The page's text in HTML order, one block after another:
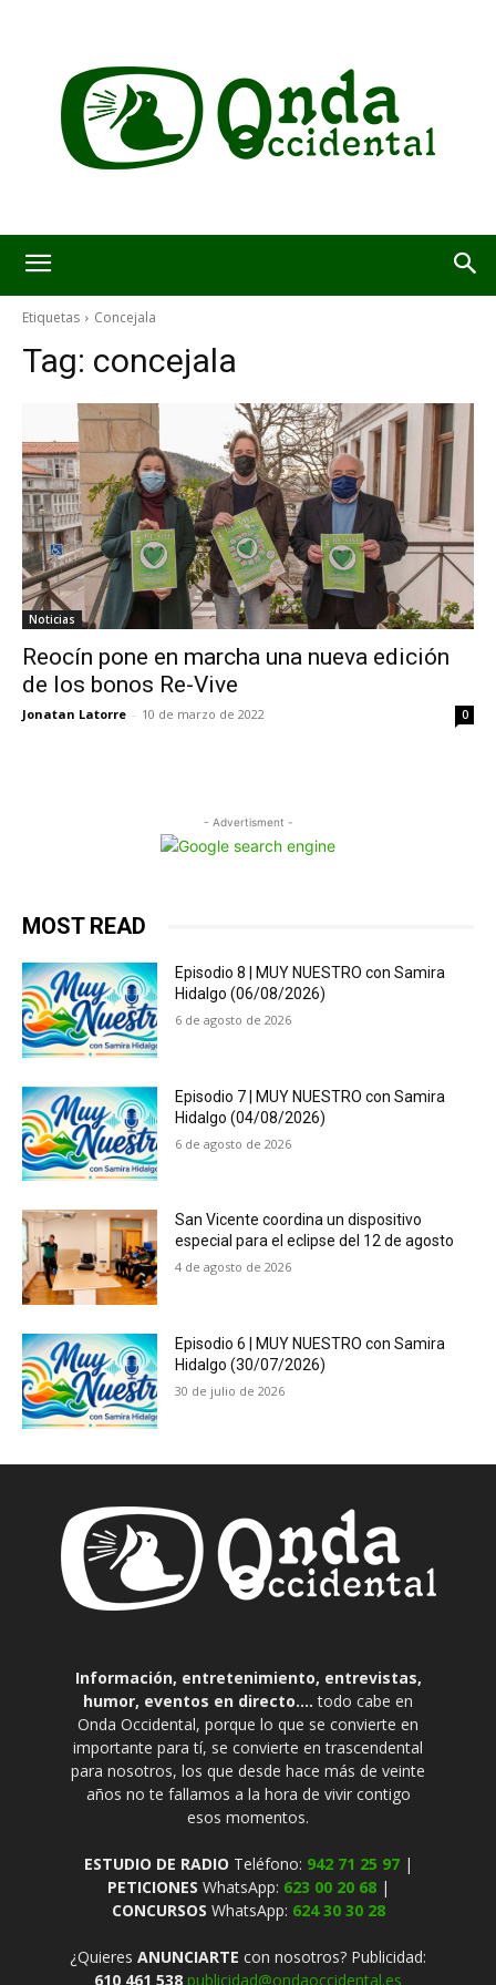
Etiquetas Concejala
Tag: concejala
Noticias
Reocín pone en marcha una nueva edición
de los bonos Re-Vive
Jonatan Latorre - 10 de marzo de 2022 0
- Advertisment -
MOST READ
Episodio 8 | MUY NUESTRO con Samira
Hidalgo (06/08/2026)
6 de agosto de 2026
Episodio 7 | MUY NUESTRO con Samira
Hidalgo (04/08/2026)
6 de agosto de 2026
San Vicente coordina un dispositivo
especial para el eclipse del 12 de agosto
4 de agosto de 2026
Episodio 6 | MUY NUESTRO con Samira
Hidalgo (30/07/2026)
30 de julio de 2026
Información, entretenimiento, entrevistas,
humor, eventos en directo.... todo cabe en
Onda Occidental, porque lo que se convierte en
importante para tí, se convierte en trascendental
para nosotros, los que desde hace más de veinte
años no te fallamos a la hora de vivir contigo
esos momentos.
ESTUDIO DE RADIO Teléfono: 942 71 25 97|
PETICIONES WhatsApp: 623 00 20 68|
CONCURSOS WhatsApp: 624 30 30 28
¿Quieres ANUNCIARTE con nosotros? Publicidad:
610 461 538 publicidad@ondaoccidental.es